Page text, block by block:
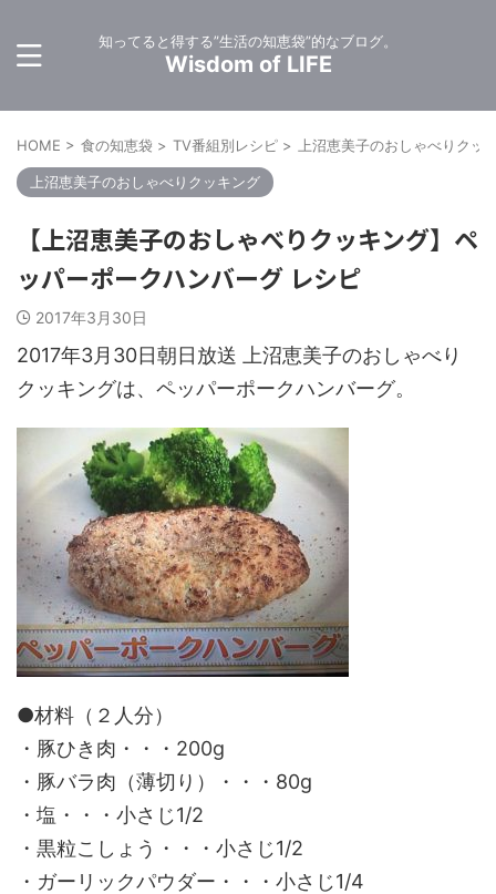
知ってると得する”生活の知恵袋”的なブログ。
Wisdom of LIFE
HOME > 食の知恵袋 > TV番組別レシピ > 上沼恵美子のおしゃべりクッ
上沼恵美子のおしゃべりクッキング
【上沼恵美子のおしゃべりクッキング】ペ
ッパーポークハンバーグ レシピ
2017年3月30日
2017年3月30日朝日放送 上沼恵美子のおしゃべり
クッキングは、ペッパーポークハンバーグ。
●材料（２人分）
・豚ひき肉・・・200g
・豚バラ肉（薄切り）・・・80g
・塩・・・小さじ1/2
・黒粒こしょう・・・小さじ1/2
・ガーリックパウダー・・・小さじ1/4